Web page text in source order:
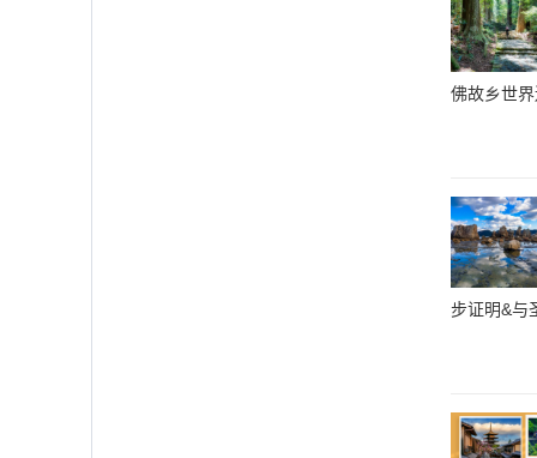
佛故乡世
步证明&与